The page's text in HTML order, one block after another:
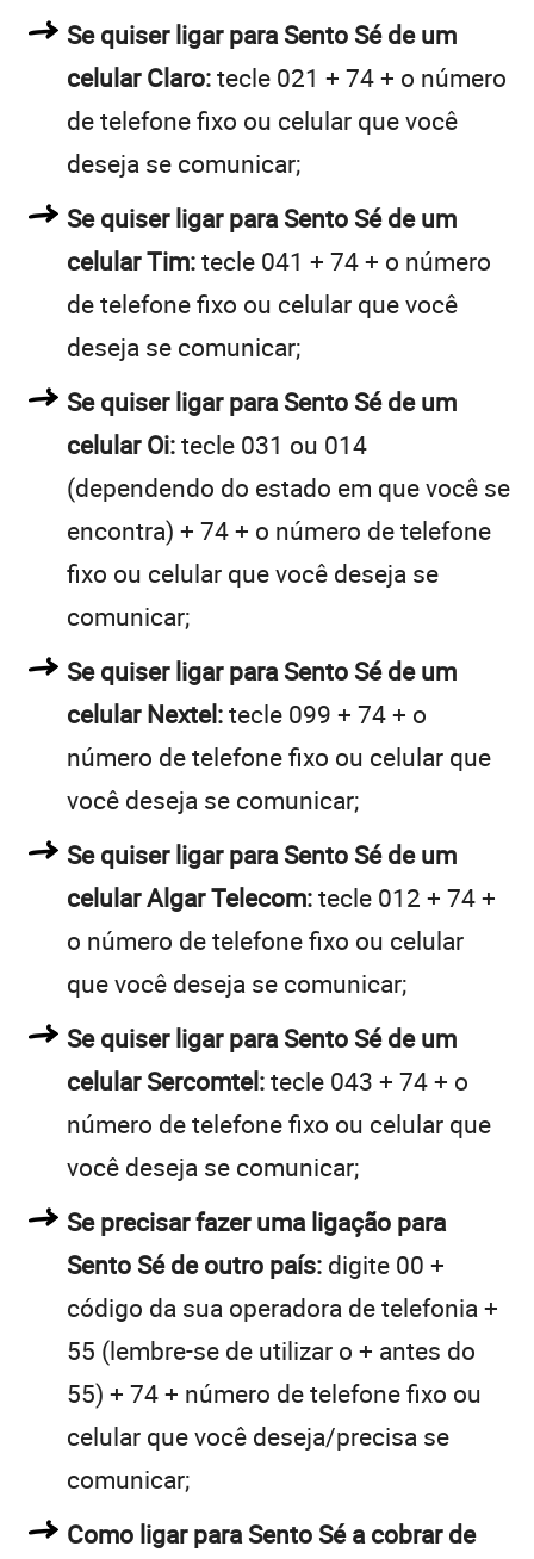
Se quiser ligar para Sento Sé de um
celular Claro:tecle 021 + 74 + o número
de telefone fixo ou celular que você
deseja se comunicar;
Se quiser ligar para Sento Sé de um
celular Tim:tecle 041 + 74 + o número
de telefone fixo ou celular que você
deseja se comunicar;
Se quiser ligar para Sento Sé de um
celular Oi:tecle 031 ou 014
(dependendo do estado em que você se
encontra) + 74 + o número de telefone
fixo ou celular que você deseja se
comunicar;
Se quiser ligar para Sento Sé de um
celular Nextel:tecle 099 + 74 + o
número de telefone fixo ou celular que
você deseja se comunicar;
Se quiser ligar para Sento Sé de um
celular Algar Telecom:tecle 012 + 74 +
o número de telefone fixo ou celular
que você deseja se comunicar;
Se quiser ligar para Sento Sé de um
celular Sercomtel:tecle 043 + 74 + o
número de telefone fixo ou celular que
você deseja se comunicar;
Se precisar fazer uma ligação para
Sento Sé de outro país: digite 00 +
código da sua operadora de telefonia +
55 (lembre-se de utilizar o + antes do
55) + 74 + número de telefone fixo ou
celular que você deseja/precisa se
comunicar;
Como ligar para Sento Sé a cobrar de